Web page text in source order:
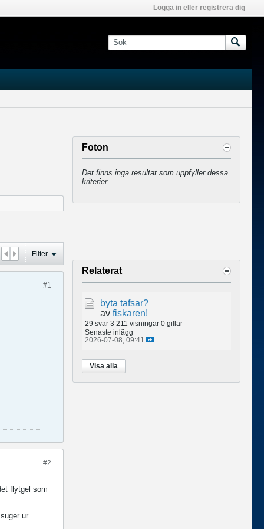
Logga in eller registrera dig
Filter
#1
#2
flytgel som
ur
Foton
Det finns inga resultat som uppfyller dessa
kriterier.
Relaterat
byta tafsar?
av fiskaren!
29 svar 3 211 visningar 0 gillar
Senaste inlägg
2026-07-08, 09:41
Visa alla